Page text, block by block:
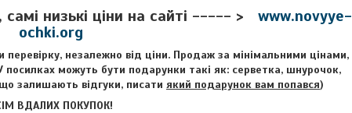
самі низькі ціни на сайті ----- > www.novyye-
ochki.org
перевірку, незалежно від ціни. Продаж за мінімальними цінами,
можуть бути подарунки такі як: серветка, шнурочок,
залишають відгуки, писати який подарунок вам попався)
ВДАЛИХ ПОКУПОК!